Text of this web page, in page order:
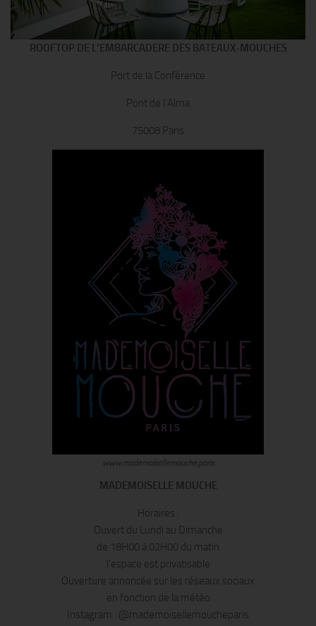
ROOFTOP DE L’EMBARCADERE DES BATEAUX-MOUCHES
Port de la Conférence
Pont de l’Alma
75008 Paris
MADEMOISELLE MOUCHE
Horaires :
Ouvert du Lundi au Dimanche
de 18H00 à 02H00 du matin
l’espace est privatisable
Ouverture annoncée sur les réseaux sociaux
en fonction de la météo
Instagram : @mademoisellemoucheparis